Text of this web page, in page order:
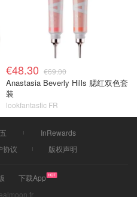
€48.30 €69.00
Anastasia Beverly Hills 腮红双色套
装
lookfantastic FR
InRewards
协议 版权声明
下载App